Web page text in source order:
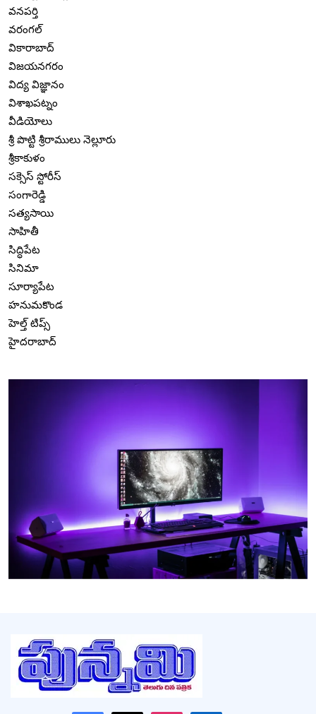
వనపర్తి
వరంగల్
వికారాబాద్
విజయనగరం
విద్య విజ్ఞానం
విశాఖపట్నం
వీడియోలు
శ్రీ పొట్టి శ్రీరాములు నెల్లూరు
శ్రీకాకుళం
సక్సెస్ స్టోరీస్
సంగారెడ్డి
సత్యసాయి
సాహితీ
సిద్ధిపేట
సినిమా
సూర్యాపేట
హనుమకొండ
హెల్త్ టిప్స్
హైదరాబాద్